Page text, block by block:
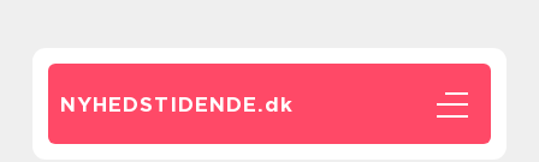
NYHEDSTIDENDE.dk